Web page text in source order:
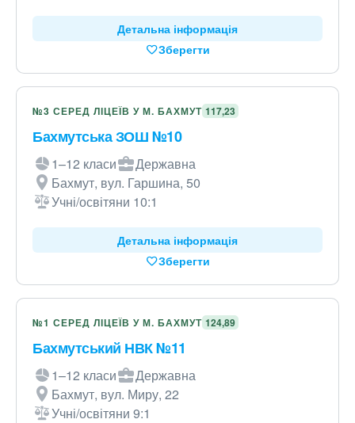
Детальна інформація
Зберегти
№3 СЕРЕД ЛІЦЕЇВ У М. БАХМУТ 117,23
Бахмутська ЗОШ №10
1–12 класи
Державна
Бахмут, вул. Гаршина, 50
Учні/освітяни 10:1
Детальна інформація
Зберегти
№1 СЕРЕД ЛІЦЕЇВ У М. БАХМУТ 124,89
Бахмутський НВК №11
1–12 класи
Державна
Бахмут, вул. Миру, 22
Учні/освітяни 9:1